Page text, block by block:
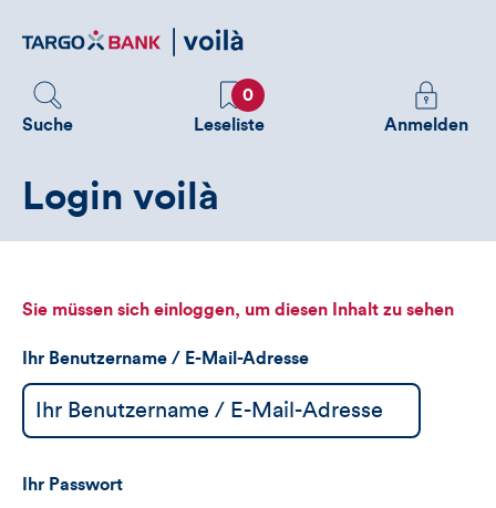
zum
Suche
Favoriten
0
Leseliste
Melden
Sie
sehen
Anmelden
Login voilà
Sie müssen sich einloggen, um diesen Inhalt zu sehen
Ihr Benutzername / E-Mail-Adresse
Ihr Passwort